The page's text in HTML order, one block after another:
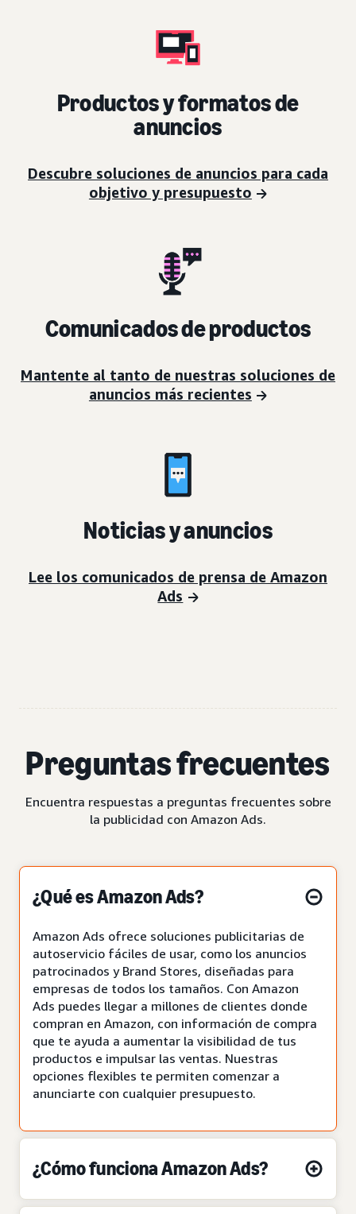
Productos y formatos de
anuncios
Descubre soluciones de anuncios para cada
objetivo y presupuesto
Comunicados de productos
Mantente al tanto de nuestras soluciones de
anuncios más recientes
Noticias y anuncios
Lee los comunicados de prensa de Amazon
Ads
Preguntas frecuentes
Encuentra respuestas a preguntas frecuentes sobre
la publicidad con Amazon Ads.
¿Qué es Amazon Ads?
Amazon Ads ofrece soluciones publicitarias de
autoservicio fáciles de usar, como los anuncios
patrocinados y Brand Stores, diseñadas para
empresas de todos los tamaños. Con Amazon
Ads puedes llegar a millones de clientes donde
compran en Amazon, con información de compra
que te ayuda a aumentar la visibilidad de tus
productos e impulsar las ventas. Nuestras
opciones flexibles te permiten comenzar a
anunciarte con cualquier presupuesto.
¿Cómo funciona Amazon Ads?